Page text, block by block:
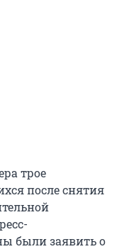
трое
после снятия
были заявить о